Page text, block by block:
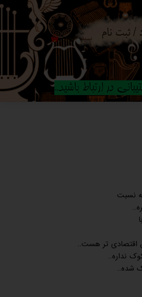
۰ سبد خرید / ثبت نام
کاربری من
گذر واژه
در ارتباط باشید..
نسبت
اقتصادی تر هست..
نداره..
شده..